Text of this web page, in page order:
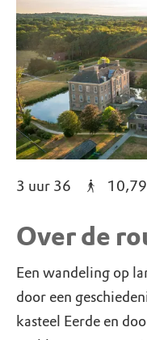
3 uur 36 10,79
Over de
Een wandeling op
door een
kasteel Eerde en